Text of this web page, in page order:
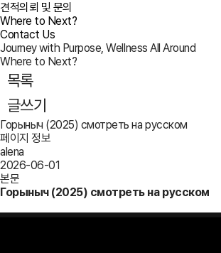
견적의뢰 및 문의
Where to Next?
Contact Us
Journey with Purpose, Wellness All Around
Where to Next?
목록
글쓰기
Горыныч (2025) смотреть на русском
페이지 정보
alena
2026-06-01
본문
Горыныч (2025) смотреть на русском